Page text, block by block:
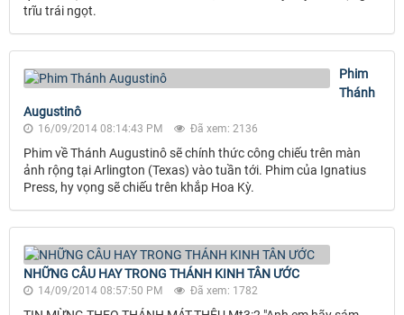
trĩu trái ngọt.
Phim
Thánh
Augustinô
16/09/2014 08:14:43 PM Đã xem: 2136
Phim về Thánh Augustinô sẽ chính thức công chiếu trên màn
ảnh rộng tại Arlington (Texas) vào tuần tới. Phim của Ignatius
Press, hy vọng sẽ chiếu trên khắp Hoa Kỳ.
NHỮNG CÂU HAY TRONG THÁNH KINH TÂN ƯỚC
14/09/2014 08:57:50 PM Đã xem: 1782